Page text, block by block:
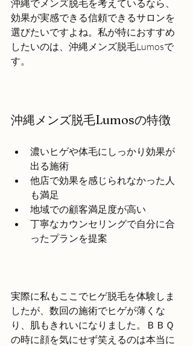
沖縄でメンズ脱毛を考えているなら、
効果が実感できる信頼できるサロンを
選びたいですよね。私が特におすすめ
したいのは、沖縄メンズ脱毛Lumosで
す。
沖縄メンズ脱毛Lumosの特徴
濃いヒゲや体毛にしっかり効果が
出る施術
他店で効果を感じられなかった人
も満足
地域での顧客満足度が高い
丁寧なカウンセリングで自分に合
ったプランを提案
実際に私もここでヒゲ脱毛を体験しま
したが、数回の施術でヒゲが薄くな
り、肌もきれいになりました。ＢＢＱ
の時に顔を気にせず笑えるのは本当に